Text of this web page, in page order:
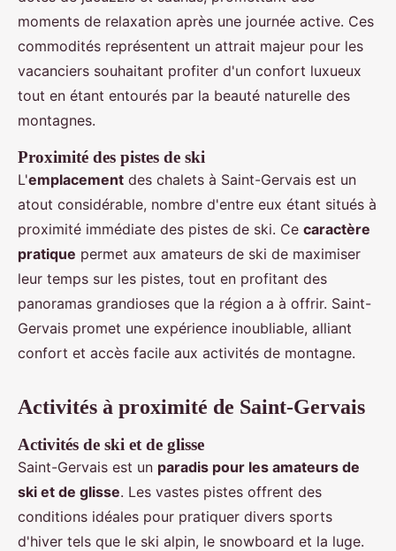
moments de relaxation après une journée active. Ces
commodités représentent un attrait majeur pour les
vacanciers souhaitant profiter d'un confort luxueux
tout en étant entourés par la beauté naturelle des
montagnes.
Proximité des pistes de ski
L'emplacement des chalets à Saint-Gervais est un
atout considérable, nombre d'entre eux étant situés à
proximité immédiate des pistes de ski. Ce caractère
pratique permet aux amateurs de ski de maximiser
leur temps sur les pistes, tout en profitant des
panoramas grandioses que la région a à offrir. Saint-
Gervais promet une expérience inoubliable, alliant
confort et accès facile aux activités de montagne.
Activités à proximité de Saint-Gervais
Activités de ski et de glisse
Saint-Gervais est un paradis pour les amateurs de
ski et de glisse. Les vastes pistes offrent des
conditions idéales pour pratiquer divers sports
d'hiver tels que le ski alpin, le snowboard et la luge.